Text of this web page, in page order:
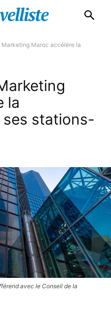
Marketing Maroc accélère la
la
stations-
avec le Conseil de la